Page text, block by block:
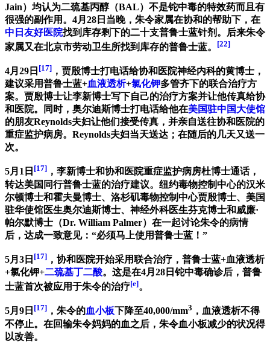
Jain）均认为二巯基丙醇（BAL）不是铊中毒的特效药而且有
很强的副作用。4月28日当晚，朱令家属在协和的帮助下，在
中日友好医院找到库存剩下的二十支普鲁士蓝针剂。后来朱令
家属又在北京市劳动卫生所找到库存的普鲁士蓝。
[22]
4月29日 [17] ，贾殷博士打电话给协和医院神经内科的黄博士，
建议采用普鲁士蓝+血液透析+氯化钾多管齐下的联合治疗方
案。贾殷博士让李新博士写下自己的治疗方案并让他传真给协
和医院。同时，奥尔迪斯博士打电话给他在美国驻中国大使馆
的朋友Reynolds夫妇让他们接受传真，并亲自送往协和医院的
重症监护病房。Reynolds夫妇当天送达；在随后的几天又送一
次。
5月1日 [17] ，李新博士和协和医院重症监护病房杜博士通话，
转达美国同行普鲁士蓝的治疗建议。纽约毒物控制中心的汉米
尔顿博士和霍夫曼博士、洛杉矶毒物控制中心贾殷博士、美国
驻华使馆医生奥尔迪斯博士、神经外科医生芬克博士和威廉·
帕尔默博士（Dr. William Palmer）在一起讨论朱令的病情
后，达成一致意见：“必须马上使用普鲁士蓝！”
5月3日 [17] ，协和医院开始采用联合治疗，普鲁士蓝+血液透析
+氯化钾+二巯基丁二酸。这是在4月28日铊中毒确诊后，普鲁
士蓝首次被应用于朱令的治疗[e]。
5月9日 [17] ，朱令的血小板 下降至40,000/mm3 ，血液透析不得
不停止。在回输朱令妈妈的血之后，朱令血小板减少的状况得
以改善。